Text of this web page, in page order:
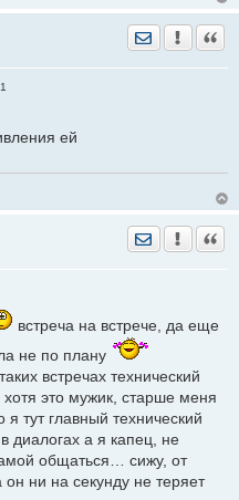
Отправить
1
ей
Отправить
встреча на встрече, да еще
не по плану
встречах технический
хотя это мужик, старше меня
тут главный технический
диалогах а я капец, не
общаться… сижу, от
ни на секунду не теряет